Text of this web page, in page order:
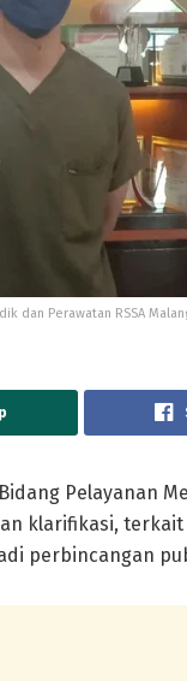
dan Perawatan RSSA
Pelayanan
klarifikasi, terkait
perbincangan